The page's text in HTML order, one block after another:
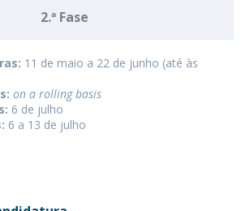
2.ª Fase
11 de maio a 22 de junho (até às
on a rolling basis
6 de julho
6 a 13 de julho